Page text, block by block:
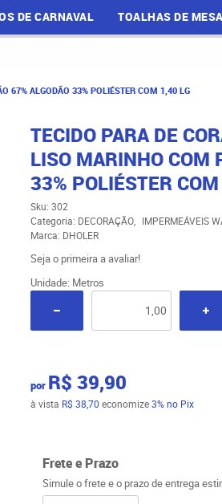
DE CARNAVAL TOALHAS DE MESA
67% ALGODÃO 33% POLIÉSTER COM 1,40 LG
TECIDO PARA DE
LISO MARINHO COM
33% POLIÉSTER
Sku: 302
Categoria: DECORAÇÃO
IMPERMEÁVEIS
Marca: DHOLER
Seja o primeira a avaliar!
Unidade: Metros
por R$ 39,90
à vista R$ 38,70 economize3% no Pix
Frete e Prazo
Simule o frete e o prazo de entrega